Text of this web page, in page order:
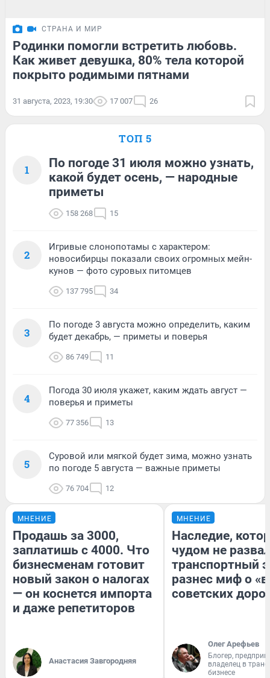
СТРАНА И МИР
Родинки помогли встретить любовь.
Как живет девушка, 80% тела которой
покрыто родимыми пятнами
31 августа, 2023, 19:30 17 007 26
ТОП 5
1
По погоде 31 июля можно узнать,
какой будет осень, — народные
приметы
158 268 15
2
Игривые слонопотамы с характером:
новосибирцы показали своих огромных мейн-
кунов — фото суровых питомцев
137 795 34
3
По погоде 3 августа можно определить, каким
будет декабрь, — приметы и поверья
86 749 11
4
Погода 30 июля укажет, каким ждать август —
поверья и приметы
77 356 13
5
Суровой или мягкой будет зима, можно узнать
по погоде 5 августа — важные приметы
76 704 12
МНЕНИЕ
Продашь за 3000,
заплатишь с 4000. Что
бизнесменам готовит
новый закон о налогах
— он коснется импорта
и даже репетиторов
Анастасия Завгородняя
МНЕНИЕ
Наследие,
чудом не
транспортный
разнес миф о
советских
Олег Арефьев
Блогер,
владелец в
бизнесе